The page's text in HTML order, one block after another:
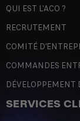
QUI EST L'ACO ?
RECRUTEMENT
COMITÉ
COMMANDES
DÉVELOPPEMENT
SERVICES